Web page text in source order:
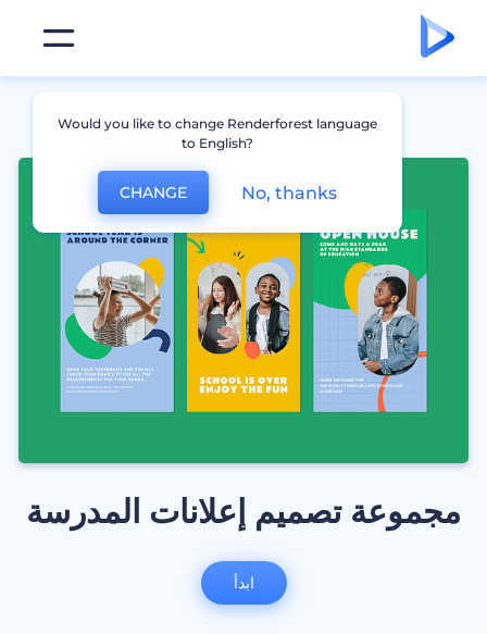
مجموعة تصميم إعلانات المدرسة
ابدأ
Would you like to change Renderforest language
to English?
CHANGE No, thanks